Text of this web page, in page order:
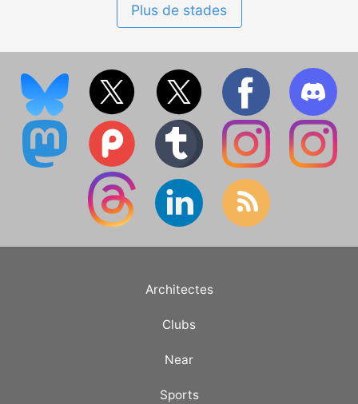
Plus de stades
Architectes
Clubs
Near
Sports